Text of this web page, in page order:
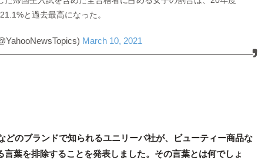
と過去最高になった。
March 10, 2021
どのブランドで知られるユニリーバ社が、ビューティー商品な
言葉を排除することを発表しました。その言葉とは何でしょ